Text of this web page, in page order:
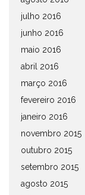
julho 2016
junho 2016
maio 2016
abril 2016
março 2016
fevereiro 2016
janeiro 2016
novembro 2015
outubro 2015
setembro 2015
agosto 2015